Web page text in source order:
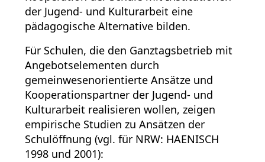
der Jugend- und Kulturarbeit eine
pädagogische Alternative bilden.
Für Schulen, die den Ganztagsbetrieb mit
Angebotselementen durch
gemeinwesenorientierte Ansätze und
Kooperationspartner der Jugend- und
Kulturarbeit realisieren wollen, zeigen
empirische Studien zu Ansätzen der
Schulöffnung (vgl. für NRW: HAENISCH
1998 und 2001):